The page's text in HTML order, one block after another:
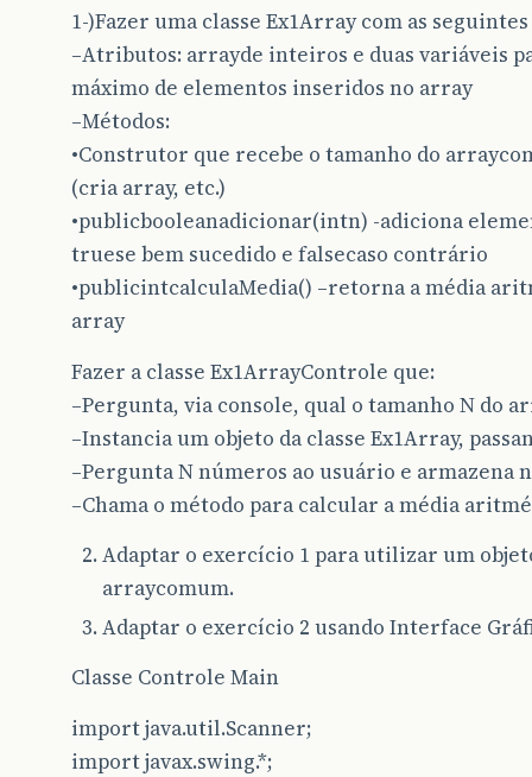
1-)Fazer uma classe Ex1Array com as
–Atributos: arrayde inteiros e duas variáveis
máximo de elementos inseridos no array
–Métodos:
•Construtor que recebe o tamanho do
(cria array, etc.)
•publicbooleanadicionar(intn) -adiciona
truese bem sucedido e falsecaso contrário
•publicintcalculaMedia() –retorna a média
array
Fazer a classe Ex1ArrayControle que:
–Pergunta, via console, qual o tamanho N do
–Instancia um objeto da classe Ex1Array,
–Pergunta N números ao usuário e armazena
–Chama o método para calcular a média
Adaptar o exercício 1 para utilizar um
arraycomum.
Adaptar o exercício 2 usando Interface
Classe Controle Main
import java.util.Scanner;
import javax.swing.*;